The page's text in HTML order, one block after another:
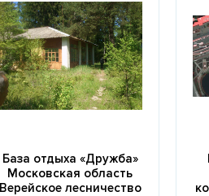
База отдыха «Дружба»
Московская область
Верейское лесничество